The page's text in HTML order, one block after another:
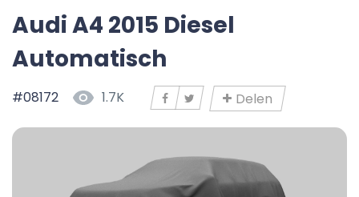
Audi A4 2015 Diesel
Automatisch
#08172 1.7K Delen